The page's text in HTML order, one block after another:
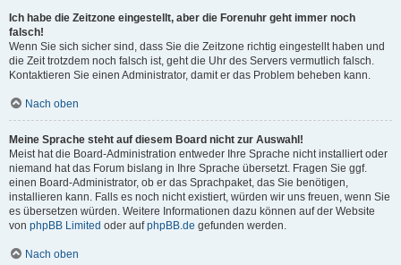
Ich habe die Zeitzone eingestellt, aber die Forenuhr geht immer noch
falsch!
Wenn Sie sich sicher sind, dass Sie die Zeitzone richtig eingestellt haben und
die Zeit trotzdem noch falsch ist, geht die Uhr des Servers vermutlich falsch.
Kontaktieren Sie einen Administrator, damit er das Problem beheben kann.
Nach oben
Meine Sprache steht auf diesem Board nicht zur Auswahl!
Meist hat die Board-Administration entweder Ihre Sprache nicht installiert oder
niemand hat das Forum bislang in Ihre Sprache übersetzt. Fragen Sie ggf.
einen Board-Administrator, ob er das Sprachpaket, das Sie benötigen,
installieren kann. Falls es noch nicht existiert, würden wir uns freuen, wenn Sie
es übersetzen würden. Weitere Informationen dazu können auf der Website
von phpBB Limited oder aufphpBB.de gefunden werden.
Nach oben